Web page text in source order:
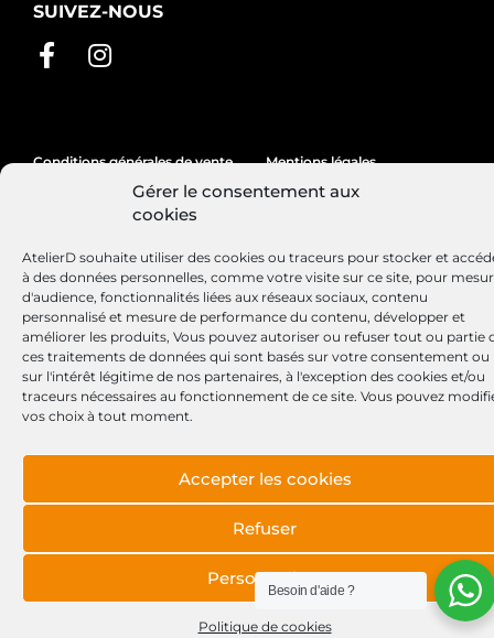
Gérer le consentement aux
cookies
AtelierD souhaite utiliser des cookies ou traceurs pour stocker et
à des données personnelles, comme votre visite sur ce site, pour
d'audience, fonctionnalités liées aux réseaux sociaux, contenu
personnalisé et mesure de performance du contenu, développer et
améliorer les produits, Vous pouvez autoriser ou refuser tout ou partie
ces traitements de données qui sont basés sur votre consentement ou
sur l'intérêt légitime de nos partenaires, à l'exception des cookies et/ou
traceurs nécessaires au fonctionnement de ce site. Vous pouvez
vos choix à tout moment.
Accepter les cookies
Refuser
Personnaliser
Politique de cookies
SUIVEZ-NOUS
Conditions générales de vente Mentions légales
Politique de cookies
Site réalisé par Lézards Création
Besoin d'aide ?